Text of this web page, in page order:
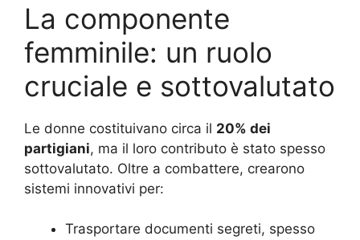
La componente
femminile: un ruolo
cruciale e sottovalutato
Le donne costituivano circa il 20% dei
partigiani, ma il loro contributo è stato spesso
sottovalutato. Oltre a combattere, crearono
sistemi innovativi per:
Trasportare documenti segreti, spesso